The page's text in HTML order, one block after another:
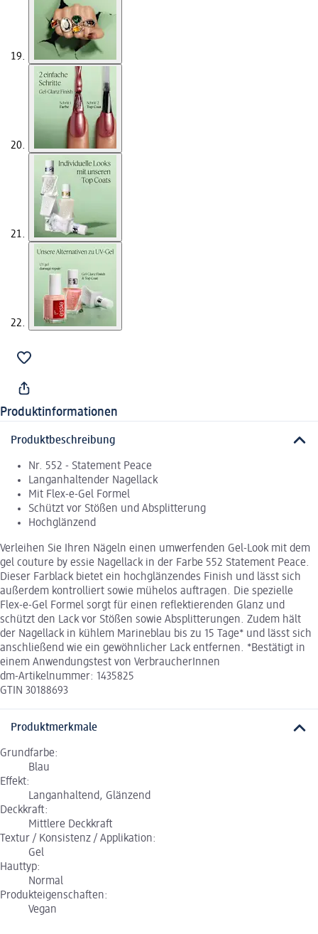
Produktinformationen
Produktbeschreibung
Nr. 552 - Statement Peace
Langanhaltender Nagellack
Mit Flex-e-Gel Formel
Schützt vor Stößen und Absplitterung
Hochglänzend
Verleihen Sie Ihren Nägeln einen umwerfenden Gel-Look mit dem
gel couture by essie Nagellack in der Farbe 552 Statement Peace.
Dieser Farblack bietet ein hochglänzendes Finish und lässt sich
außerdem kontrolliert sowie mühelos auftragen. Die spezielle
Flex-e-Gel Formel sorgt für einen reflektierenden Glanz und
schützt den Lack vor Stößen sowie Absplitterungen. Zudem hält
der Nagellack in kühlem Marineblau bis zu 15 Tage* und lässt sich
anschließend wie ein gewöhnlicher Lack entfernen. *Bestätigt in
einem Anwendungstest von VerbraucherInnen
dm-Artikelnummer: 1435825
GTIN 30188693
Produktmerkmale
Grundfarbe:
Blau
Effekt:
Langanhaltend, Glänzend
Deckkraft:
Mittlere Deckkraft
Textur / Konsistenz / Applikation:
Gel
Hauttyp:
Normal
Produkteigenschaften:
Vegan